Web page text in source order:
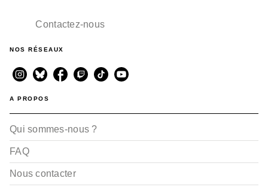
Contactez-nous
NOS RÉSEAUX
A PROPOS
Qui sommes-nous ?
FAQ
Nous contacter